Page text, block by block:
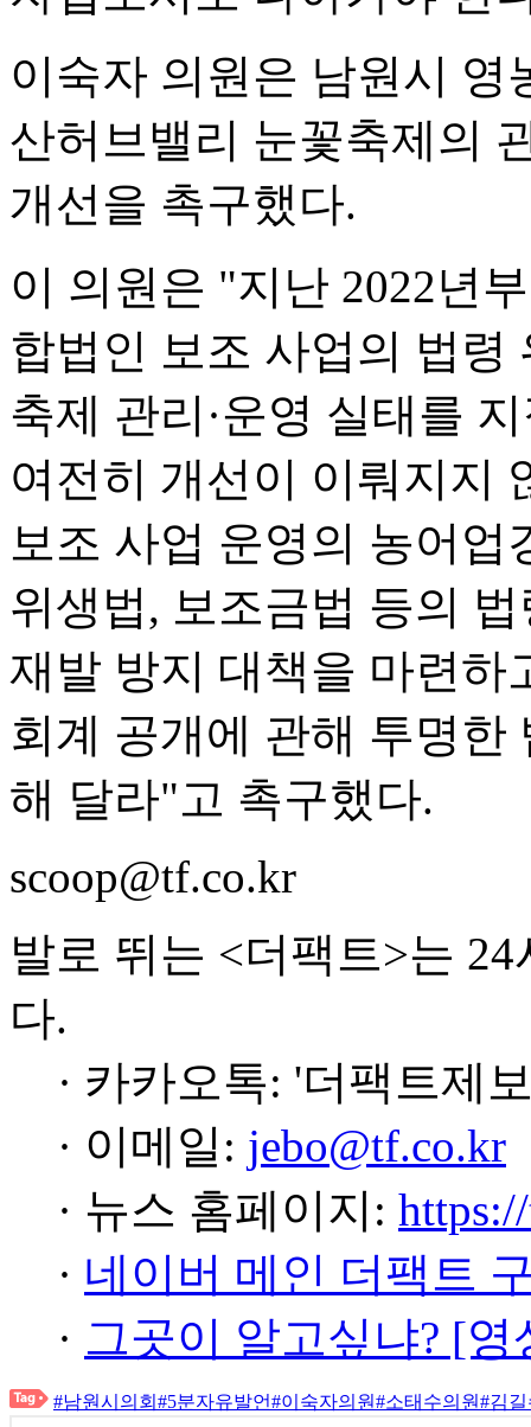
이숙자 의원은 남원시 영
산허브밸리 눈꽃축제의
개선을 촉구했다.
이 의원은 "지난 2022년
합법인 보조 사업의 법령
축제 관리·운영 실태를
여전히 개선이 이뤄지지
보조 사업 운영의 농어업
위생법, 보조금법 등의
재발 방지 대책을 마련하
회계 공개에 관해 투명한
해 달라"고 촉구했다.
scoop@tf.co.kr
발로 뛰는 <더팩트>는
다.
· 카카오톡: '더팩트제
· 이메일: jebo@tf.co.kr
· 뉴스 홈페이지:
· 네이버 메인 더팩트
· 그곳이 알고싶냐? [
#남원시의회 #5분자유발언#이숙자의원#소태수의원#김